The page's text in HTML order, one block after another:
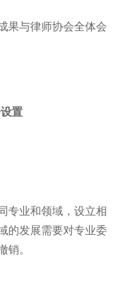
果与律师协会全体会
置
专业和领域，设立相
的发展需要对专业委
销。